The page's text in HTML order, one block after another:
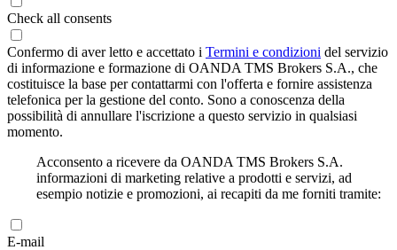
Check all consents
Confermo di aver letto e accettato i Termini e condizioni del servizio
di informazione e formazione di OANDA TMS Brokers S.A., che
costituisce la base per contattarmi con l'offerta e fornire assistenza
telefonica per la gestione del conto. Sono a conoscenza della
possibilità di annullare l'iscrizione a questo servizio in qualsiasi
momento.
Acconsento a ricevere da OANDA TMS Brokers S.A.
informazioni di marketing relative a prodotti e servizi, ad
esempio notizie e promozioni, ai recapiti da me forniti tramite:
E-mail